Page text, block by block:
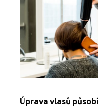
Úprava vlasů